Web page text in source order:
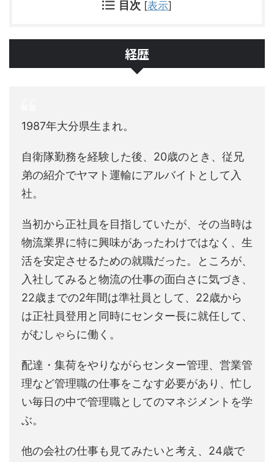
目次 [表示]
経歴
1987年大分県生まれ。
自衛隊勤務を経験した後、20歳のとき、従兄
弟の紹介でヤマト運輸にアルバイトとして入
社。
当初から正社員を目指していたが、その当時は
物流業界に特に興味があったわけではなく、生
活を安定させるための就職だった。ところが、
入社してみると物流の仕事の面白さに気づき、
22歳までの2年間は準社員として、22歳から
は正社員登用と同時にセンター長に就任して、
がむしゃらに働く。
配達・集荷をやりながらセンター管理、営業管
理など管理職の仕事をこなす必要があり、忙し
い毎日の中で管理職としてのマネジメントを学
ぶ。
他の会社の仕事も見てみたいと考え、24歳で